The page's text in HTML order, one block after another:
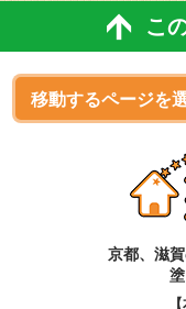
こ
京都、滋賀